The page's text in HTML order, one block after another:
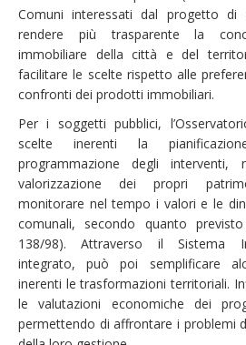
Comuni interessati dal progetto di
rendere più trasparente la
immobiliare della città e del
facilitare le scelte rispetto alle
confronti dei prodotti immobiliari.
Per i soggetti pubblici,
scelte inerenti la
programmazione degli
valorizzazione dei propri
monitorare nel tempo i valori e le
comunali, secondo quanto
138/98). Attraverso il Sistema
integrato, può poi semplificare
inerenti le trasformazioni territoriali.
le valutazioni economiche dei
permettendo di affrontare i problemi